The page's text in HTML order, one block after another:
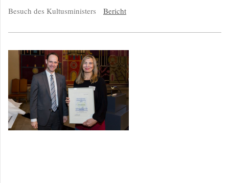
Besuch des Kultusministers Bericht